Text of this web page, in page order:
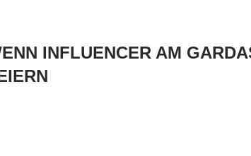
INFLUENCER AM